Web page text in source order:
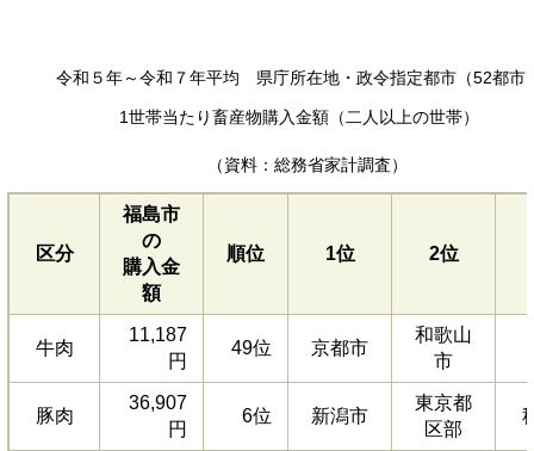
令和５年～令和７年平均 県庁所在地・政令指定都市（52都市
1世帯当たり畜産物購入金額（二人以上の世帯）
（資料：総務省家計調査）
区分
福島市
の
購入金
額
順位 1位 2位
牛肉
11,187
円
49位 京都市
和歌山
市
豚肉
36,907
円
6位 新潟市
東京都
区部